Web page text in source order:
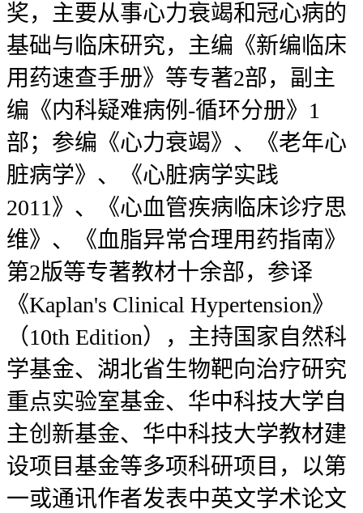
奖，主要从事心力衰竭和冠心病的
基础与临床研究，主编《新编临床
用药速查手册》等专著2部，副主
编《内科疑难病例-循环分册》1
部；参编《心力衰竭》、《老年心
脏病学》、《心脏病学实践
2011》、《心血管疾病临床诊疗思
维》、《血脂异常合理用药指南》
第2版等专著教材十余部，参译
《Kaplan's Clinical Hypertension》
（10th Edition），主持国家自然科
学基金、湖北省生物靶向治疗研究
重点实验室基金、华中科技大学自
主创新基金、华中科技大学教材建
设项目基金等多项科研项目，以第
一或通讯作者发表中英文学术论文